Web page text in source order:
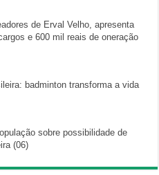
de Erval Velho, apresenta
e 600 mil reais de oneração
badminton transforma a vida
sobre possibilidade de
(06)